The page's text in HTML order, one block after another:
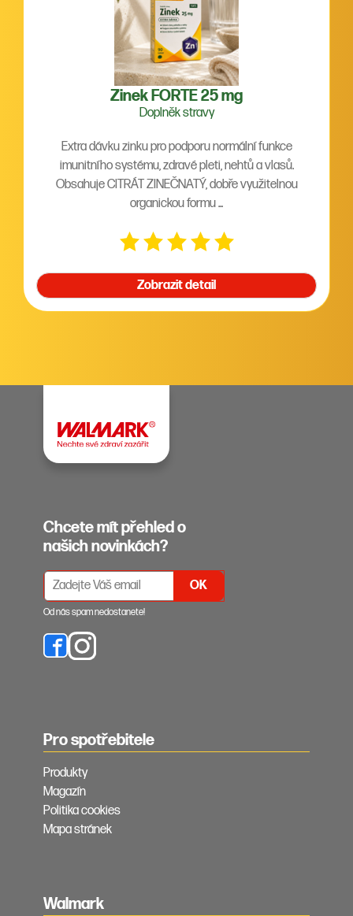
Zinek FORTE 25 mg
Doplněk stravy
Extra dávku zinku pro podporu normální funkce
imunitního systému, zdravé pleti, nehtů a vlasů.
Obsahuje CITRÁT ZINEČNATÝ, dobře využitelnou
organickou formu ...
Zobrazit detail
Pro spotřebitele
Produkty
Magazín
Politika cookies
Mapa stránek
Walmark
Chcete mít přehled o
našich novinkách?
PŘIHLÁŠENÍ K ODBĚRU NEWSLETTERŮ
Od nás spam nedostanete!